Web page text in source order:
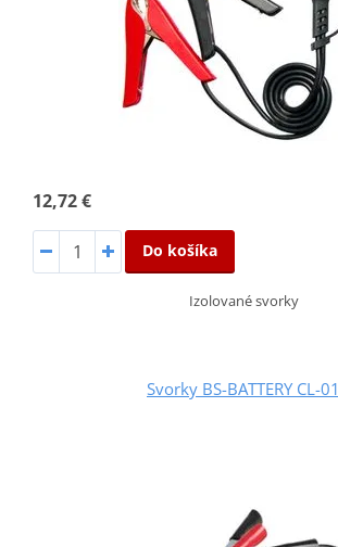
12,72 €
Do košíka
Izolované svorky
Svorky BS-BATTERY CL-01